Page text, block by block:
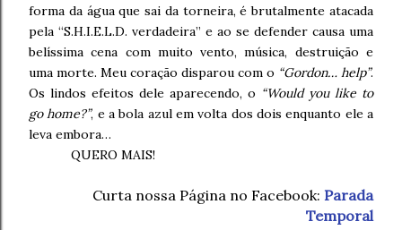
forma da água que sai da torneira, é brutalmente atacada
pela “S.H.I.E.L.D. verdadeira” e ao se defender causa uma
belíssima cena com muito vento, música, destruição e
uma morte. Meu coração disparou com o “Gordon… help”.
Os lindos efeitos dele aparecendo, o “Would you like to
go home?”, e a bola azul em volta dos dois enquanto ele a
leva embora…
QUERO MAIS!
Curta nossa Página no Facebook: Parada
Temporal